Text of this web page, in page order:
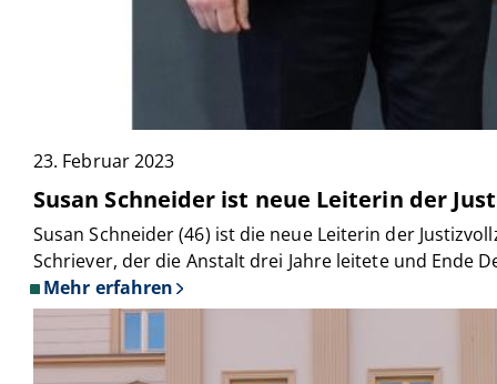
23. Februar 2023
Susan Schneider ist neue Leiterin der
Susan Schneider (46) ist die neue Leiterin der
Schriever, der die Anstalt drei Jahre leitete und Ende
Mehr erfahrenüber
Susan